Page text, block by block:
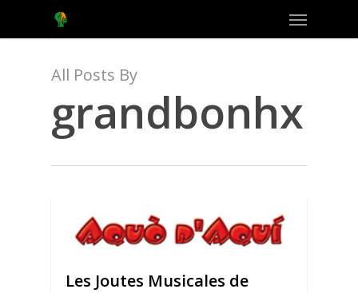
Menu
All Posts By
grandbonhx
Les Joutes Musicales de
0